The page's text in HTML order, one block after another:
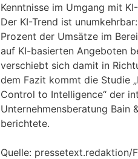
Kenntnisse im Umgang mit
Der KI-Trend ist
Prozent der Umsätze im
auf KI-basierten Angeboten
verschiebt sich damit in
dem Fazit kommt die Studie
Control to Intelligence“ der
Unternehmensberatung Bain
berichtete.
Quelle: pressetext.redaktion/